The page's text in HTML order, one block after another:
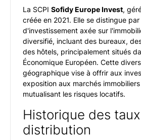
La SCPI Sofidy Europe Invest,
créée en 2021. Elle se distingue
d'investissement axée sur
diversifié, incluant des bureaux,
des hôtels, principalement situés
Économique Européen. Cette
géographique vise à offrir aux
exposition aux marchés
mutualisant les risques locatifs.
Historique des
distribution